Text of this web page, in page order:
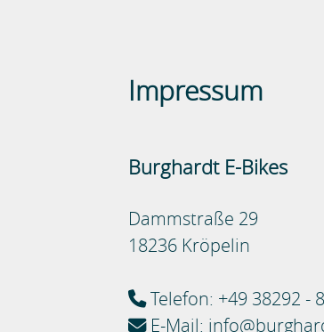
Impressum
Burghardt E-Bikes
Dammstraße 29
18236 Kröpelin
Telefon: +49 38292 -
E-Mail: